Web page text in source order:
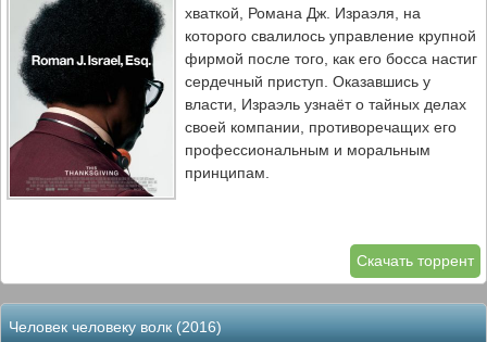
хваткой, Романа Дж. Израэля, на
которого свалилось управление крупной
фирмой после того, как его босса настиг
сердечный приступ. Оказавшись у
власти, Израэль узнаёт о тайных делах
своей компании, противоречащих его
профессиональным и моральным
принципам.
Скачать торрент
Человек человеку волк (2016)